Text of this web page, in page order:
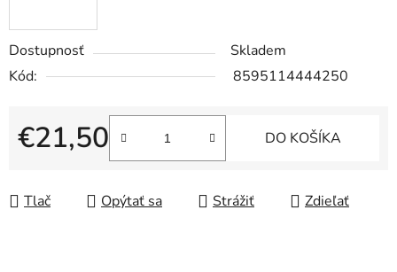
Dostupnosť
Skladem
Kód:
8595114444250
€21,50
Jednotková cena:
DO KOŠÍKA
Tlač Opýtať sa Strážiť Zdieľať